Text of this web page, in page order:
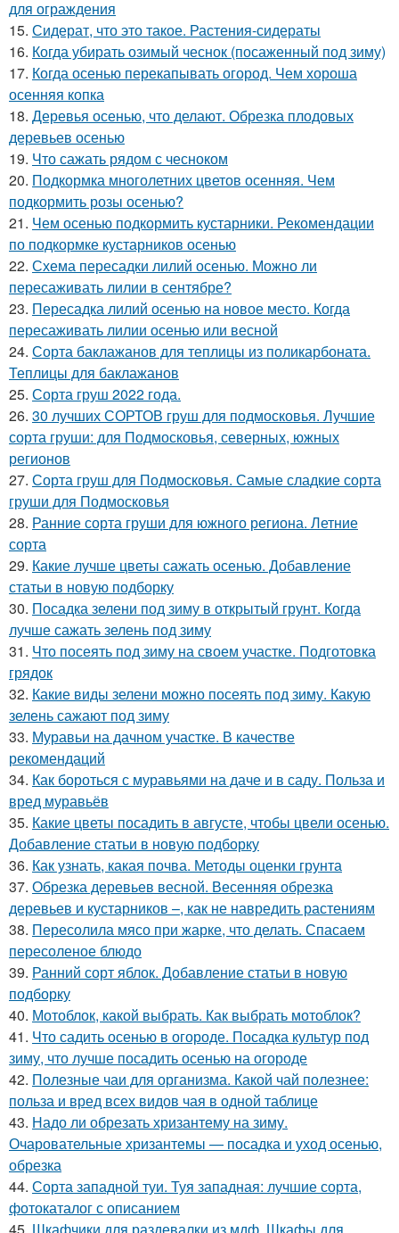
для ограждения
15. Сидерат, что это такое. Растения-сидераты
16. Когда убирать озимый чеснок (посаженный под зиму)
17. Когда осенью перекапывать огород. Чем хороша
осенняя копка
18. Деревья осенью, что делают. Обрезка плодовых
деревьев осенью
19. Что сажать рядом с чесноком
20. Подкормка многолетних цветов осенняя. Чем
подкормить розы осенью?
21. Чем осенью подкормить кустарники. Рекомендации
по подкормке кустарников осенью
22. Схема пересадки лилий осенью. Можно ли
пересаживать лилии в сентябре?
23. Пересадка лилий осенью на новое место. Когда
пересаживать лилии осенью или весной
24. Сорта баклажанов для теплицы из поликарбоната.
Теплицы для баклажанов
25. Сорта груш 2022 года.
26. 30 лучших СОРТОВ груш для подмосковья. Лучшие
сорта груши: для Подмосковья, северных, южных
регионов
27. Сорта груш для Подмосковья. Самые сладкие сорта
груши для Подмосковья
28. Ранние сорта груши для южного региона. Летние
сорта
29. Какие лучше цветы сажать осенью. Добавление
статьи в новую подборку
30. Посадка зелени под зиму в открытый грунт. Когда
лучше сажать зелень под зиму
31. Что посеять под зиму на своем участке. Подготовка
грядок
32. Какие виды зелени можно посеять под зиму. Какую
зелень сажают под зиму
33. Муравьи на дачном участке. В качестве
рекомендаций
34. Как бороться с муравьями на даче и в саду. Польза и
вред муравьёв
35. Какие цветы посадить в августе, чтобы цвели осенью.
Добавление статьи в новую подборку
36. Как узнать, какая почва. Методы оценки грунта
37. Обрезка деревьев весной. Весенняя обрезка
деревьев и кустарников –, как не навредить растениям
38. Пересолила мясо при жарке, что делать. Спасаем
пересоленое блюдо
39. Ранний сорт яблок. Добавление статьи в новую
подборку
40. Мотоблок, какой выбрать. Как выбрать мотоблок?
41. Что садить осенью в огороде. Посадка культур под
зиму, что лучше посадить осенью на огороде
42. Полезные чаи для организма. Какой чай полезнее:
польза и вред всех видов чая в одной таблице
43. Надо ли обрезать хризантему на зиму.
Очаровательные хризантемы — посадка и уход осенью,
обрезка
44. Сорта западной туи. Туя западная: лучшие сорта,
фотокаталог с описанием
45. Шкафчики для раздевалки из мдф. Шкафы для